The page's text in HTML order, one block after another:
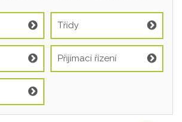
Třídy
Přijímací řízení